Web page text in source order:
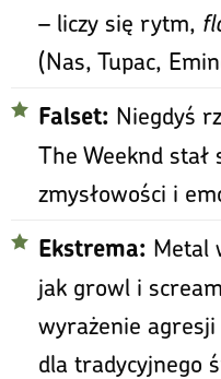
– liczy się rytm,
(Nas, Tupac,
Falset: Niegdyś
The Weeknd
zmysłowości i
Ekstrema: Metal
jak growl i
wyrażenie
dla tradycyjnego